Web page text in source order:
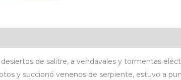
de salitre, a vendavales y tormentas
y succionó venenos de serpiente, estuvo a